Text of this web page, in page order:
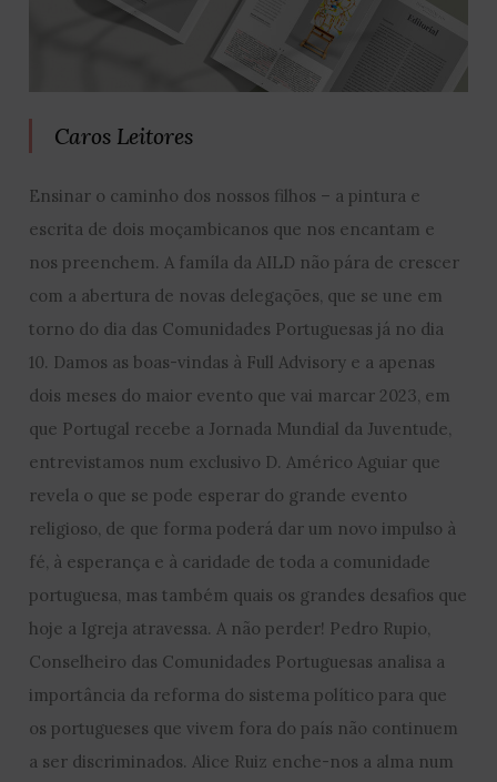
Caros Leitores
Ensinar o caminho dos nossos filhos – a pintura e
escrita de dois moçambicanos que nos encantam e
nos preenchem. A famíla da AILD não pára de crescer
com a abertura de novas delegações, que se une em
torno do dia das Comunidades Portuguesas já no dia
10. Damos as boas-vindas à Full Advisory e a apenas
dois meses do maior evento que vai marcar 2023, em
que Portugal recebe a Jornada Mundial da Juventude,
entrevistamos num exclusivo D. Américo Aguiar que
revela o que se pode esperar do grande evento
religioso, de que forma poderá dar um novo impulso à
fé, à esperança e à caridade de toda a comunidade
portuguesa, mas também quais os grandes desafios que
hoje a Igreja atravessa. A não perder! Pedro Rupio,
Conselheiro das Comunidades Portuguesas analisa a
importância da reforma do sistema político para que
os portugueses que vivem fora do país não continuem
a ser discriminados. Alice Ruiz enche-nos a alma num